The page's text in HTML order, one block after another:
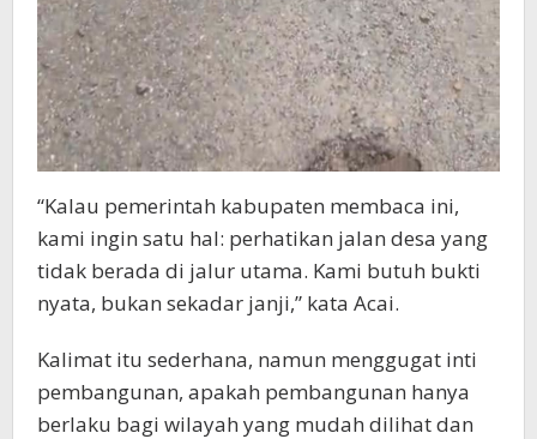
“Kalau pemerintah kabupaten membaca ini,
kami ingin satu hal: perhatikan jalan desa yang
tidak berada di jalur utama. Kami butuh bukti
nyata, bukan sekadar janji,” kata Acai.
Kalimat itu sederhana, namun menggugat inti
pembangunan, apakah pembangunan hanya
berlaku bagi wilayah yang mudah dilihat dan